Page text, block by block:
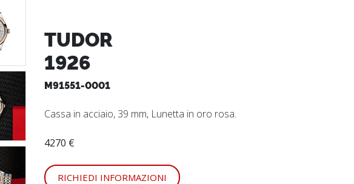
TUDOR
1926
M91551-0001
Cassa in acciaio, 39 mm, Lunetta in oro rosa.
4270 €
RICHIEDI INFORMAZIONI